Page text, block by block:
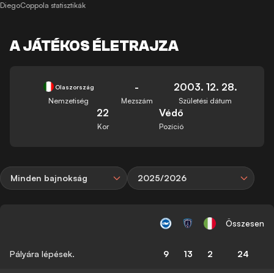
DiegoCoppola statisztikák
A JÁTÉKOS ÉLETRAJZA
Olaszország
Nemzetiség
-
Mezszám
2003. 12. 28.
Születési dátum
22
Kor
Védő
Pozíció
Minden bajnokság 2025/2026
Összesen
Pályára lépések. 9 13 2 24